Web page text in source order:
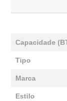
Capacidade
Tipo
Marca
Estilo